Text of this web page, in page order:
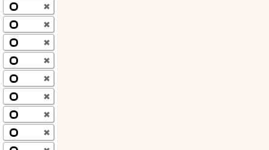
✖
✖
✖
✖
✖
✖
✖
✖